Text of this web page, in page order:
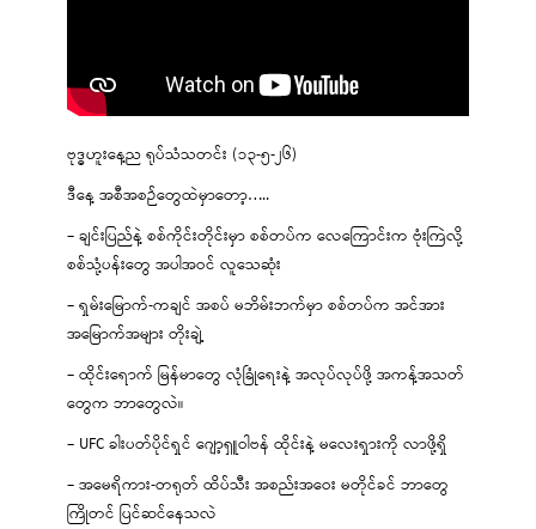
ဗုဒ္ဓဟူးနေ့ည ရုပ်သံသတင်း (၁၃-၅-၂၆)
ဒီနေ့ အစီအစဉ်တွေထဲမှာတော့…..
– ချင်းပြည်နဲ့ စစ်ကိုင်းတိုင်းမှာ စစ်တပ်က လေကြောင်းက ဗုံးကြဲလို့
စစ်သုံ့ပန်းတွေ အပါအဝင် လူသေဆုံး
– ရှမ်းမြောက်-ကချင် အစပ် မဘိမ်းဘက်မှာ စစ်တပ်က အင်အား
အမြောက်အများ တိုးချဲ့
– ထိုင်းရောက် မြန်မာတွေ လုံခြုံရေးနဲ့ အလုပ်လုပ်ဖို့ အကန့်အသတ်
တွေက ဘာတွေလဲ။
– UFC ခါးပတ်ပိုင်ရှင် ဂျော့ရှူဝါဗန် ထိုင်းနဲ့ မလေးရှားကို လာဖို့ရှိ
– အမေရိကား-တရုတ် ထိပ်သီး အစည်းအဝေး မတိုင်ခင် ဘာတွေ
ကြိုတင် ပြင်ဆင်နေသလဲ